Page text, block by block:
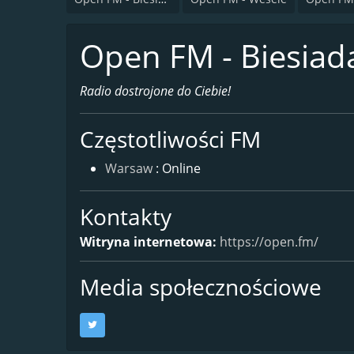
Open FM -
Radio dostrojone do Ciebie!
Częstotliwości FM
Warsaw : Online
Kontakty
Witryna internetowa: https://open.fm/
Media społecznościowe